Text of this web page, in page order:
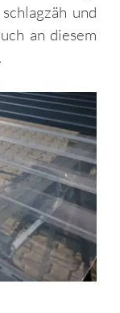
und
an diesem